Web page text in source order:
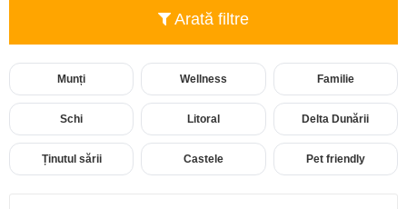
Arată filtre
Munți Wellness Familie
Schi Litoral Delta Dunării
Ținutul sării Castele Pet friendly